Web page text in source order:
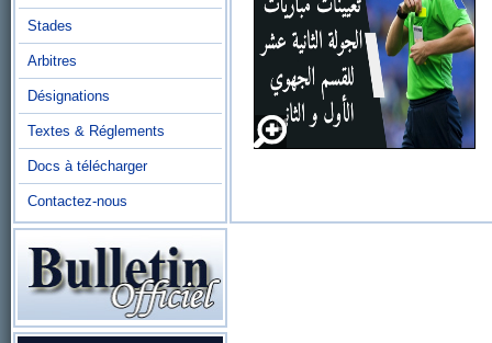
Stades
Arbitres
Désignations
Textes & Réglements
Docs à télécharger
Contactez-nous